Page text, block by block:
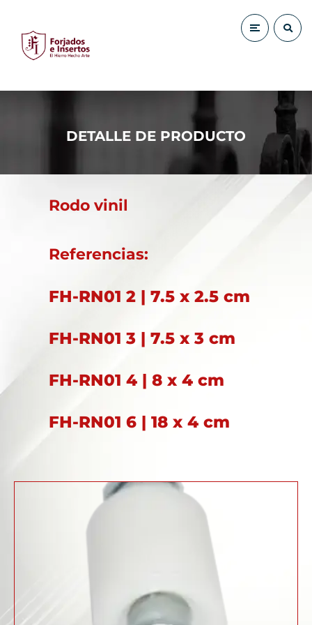
DETALLE DE PRODUCTO
Rodo vinil
Referencias:
FH-RN01 2 | 7.5 x 2.5 cm
FH-RN01 3 | 7.5 x 3 cm
FH-RN01 4 | 8 x 4 cm
FH-RN01 6 | 18 x 4 cm